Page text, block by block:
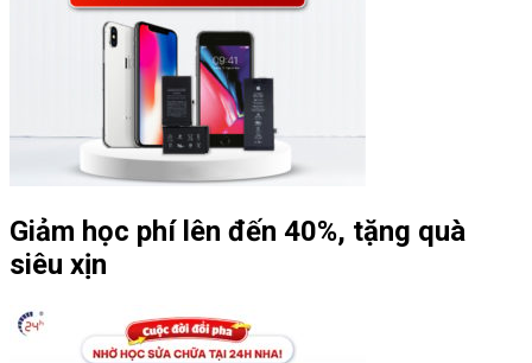
Giảm học phí lên đến 40%, tặng quà
siêu xịn